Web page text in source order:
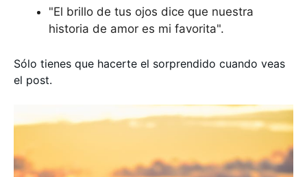
"El brillo de tus ojos dice que nuestra
historia de amor es mi favorita".
Sólo tienes que hacerte el sorprendido cuando veas
el post.